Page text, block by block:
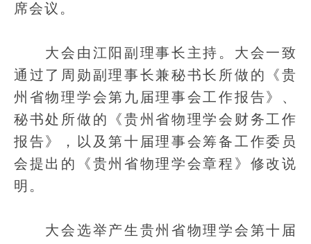
席会议。
大会由江阳副理事长主持。大会一致
通过了周勋副理事长兼秘书长所做的《贵
州省物理学会第九届理事会工作报告》、
秘书处所做的《贵州省物理学会财务工作
报告》，以及第十届理事会筹备工作委员
会提出的《贵州省物理学会章程》修改说
明。
大会选举产生贵州省物理学会第十届